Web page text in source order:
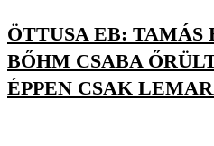
ÖTTUSA EB: TAMÁS
BŐHM CSABA
ÉPPEN CSAK